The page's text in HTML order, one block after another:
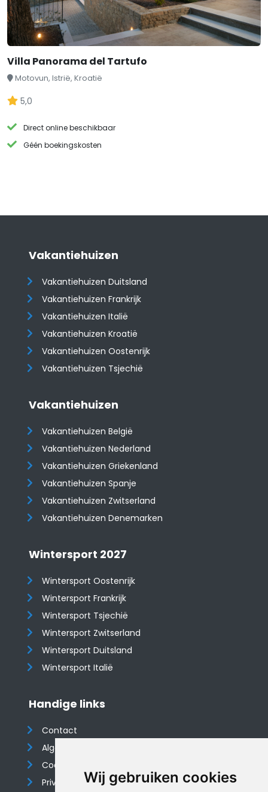
Wij gebruiken cookies
Villa Panorama del Tartufo
Motovun, Istrië, Kroatië
5,0
Direct online beschikbaar
Géén boekingskosten
Vakantiehuizen
Vakantiehuizen Duitsland
Vakantiehuizen Frankrijk
Vakantiehuizen Italië
Vakantiehuizen Kroatië
​​​​​​​Vakantiehuizen Oostenrijk
Vakantiehuizen Tsjechië
Vakantiehuizen
Vakantiehuizen België
Vakantiehuizen Nederland
Vakantiehuizen Griekenland
Vakantiehuizen Spanje
​​​​​​​Vakantiehuizen Zwitserland
Vakantiehuizen Denemarken
Wintersport 2027
Wintersport Oostenrijk
Wintersport Frankrijk
Wintersport Tsjechië
Wintersport Zwitserland
Wintersport Duitsland
Wintersport Italië
Handige links
Contact
Algemene voorwaarden
Cookieverklaring
Privacyverklaring